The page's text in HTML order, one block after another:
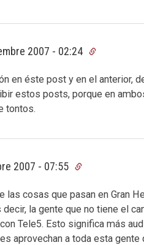
2007 - 02:24
en éste post y en el anterior,
estos posts, porque en
tontos.
2007 - 07:55
las cosas que pasan en Gran
la gente que no tiene el
Tele5. Esto significa más
aprovechan a toda esta